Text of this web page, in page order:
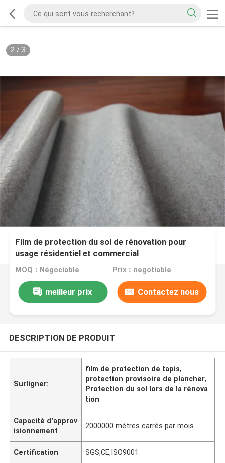
2/ 3
Film de protection du sol de rénovation pour
usage résidentiel et commercial
MOQ：Négociable Prix：negotiable
meilleur prix Contactez nous
DESCRIPTION DE PRODUIT
Surligner:
film de protection de tapis,
protection provisoire de plancher,
Protection du sol lors de la rénova
tion
Capacité d'approv
isionnement
2000000 mètres carrés par mois
Certification SGS,CE,ISO9001